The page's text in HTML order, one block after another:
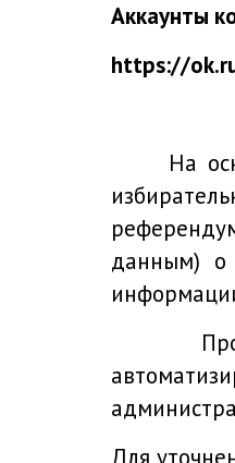
Аккаунты
https://
На
данным) о
Для